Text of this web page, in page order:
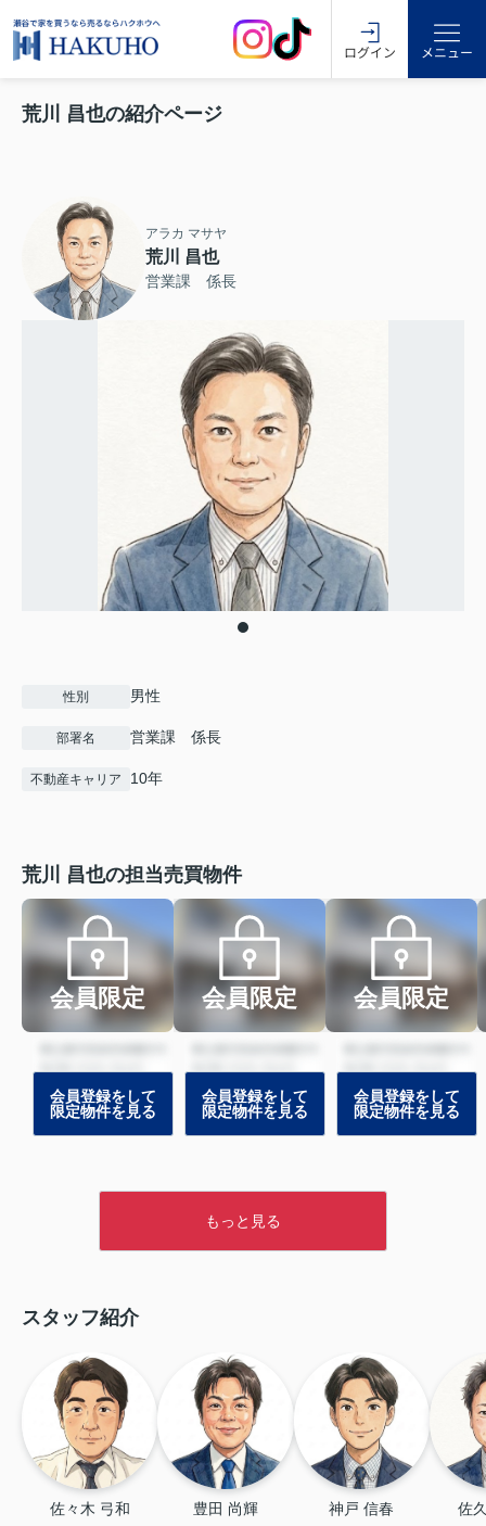
ログイン メニュー
荒川 昌也の紹介ページ
アラカ マサヤ
荒川 昌也
営業課 係長
性別 男性
部署名 営業課 係長
不動産キャリア 10年
荒川 昌也の担当売買物件
会員限定
会員登録をして
限定物件を見る
会員限定
会員登録をして
限定物件を見る
会員限定
会員登録をして
限定物件を見る
もっと見る
スタッフ紹介
佐々木 弓和 豊田 尚輝 神戸 信春 佐